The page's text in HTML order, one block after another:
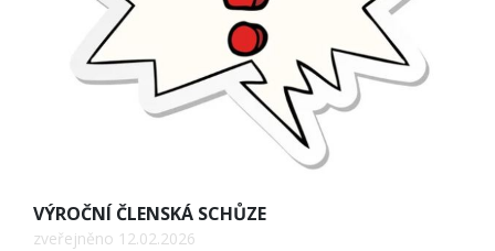
VÝROČNÍ ČLENSKÁ SCHŮZE
zveřejněno 12.02.2026